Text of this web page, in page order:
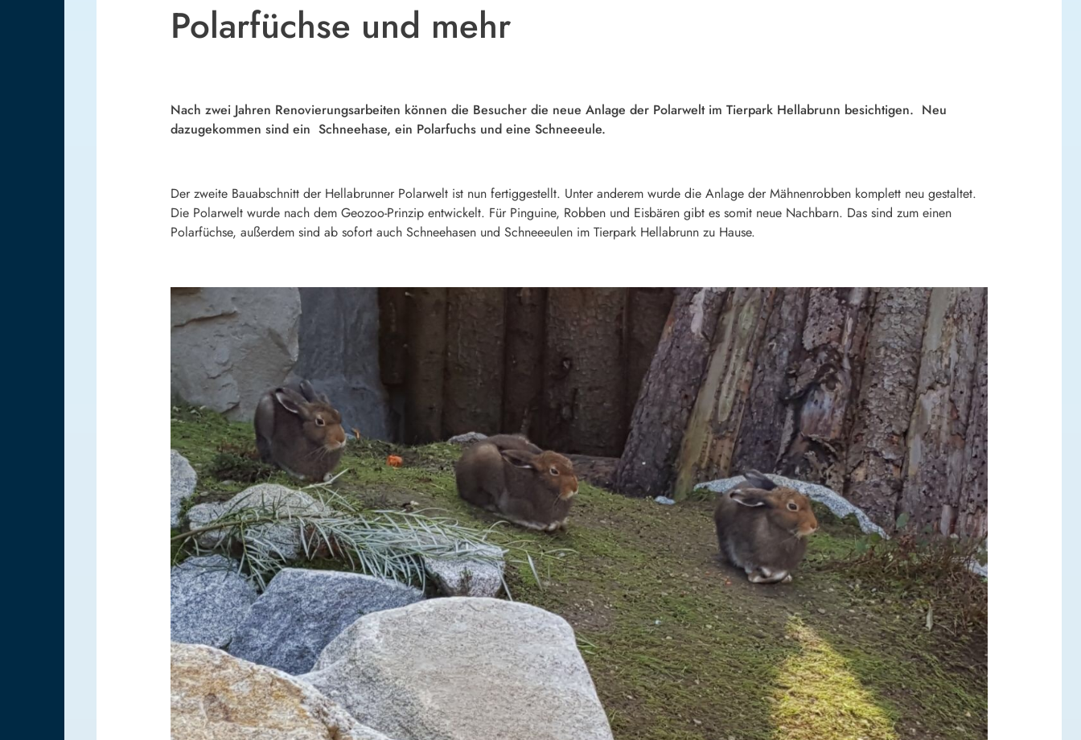
Polarfüchse und mehr
Nach zwei Jahren Renovierungsarbeiten können die Besucher die neue Anlage der Polarwelt im Tierpark Hellabrunn besichtigen. Neu
dazugekommen sind ein Schneehase, ein Polarfuchs und eine Schneeeule.
Der zweite Bauabschnitt der Hellabrunner Polarwelt ist nun fertiggestellt. Unter anderem wurde die Anlage der Mähnenrobben komplett neu gestaltet.
Die Polarwelt wurde nach dem Geozoo-Prinzip entwickelt. Für Pinguine, Robben und Eisbären gibt es somit neue Nachbarn. Das sind zum einen
Polarfüchse, außerdem sind ab sofort auch Schneehasen und Schneeeulen im Tierpark Hellabrunn zu Hause.